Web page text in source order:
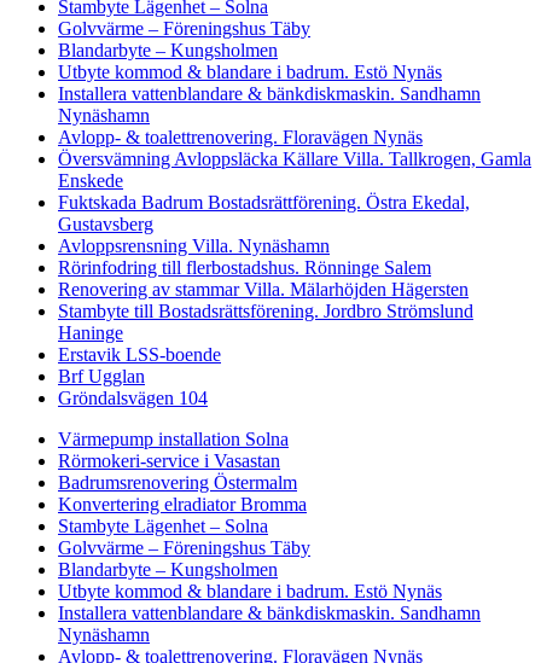
Stambyte Lägenhet – Solna
Golvvärme – Föreningshus Täby
Blandarbyte – Kungsholmen
Utbyte kommod & blandare i badrum. Estö Nynäs
Installera vattenblandare & bänkdiskmaskin. Sandhamn
Nynäshamn
Avlopp- & toalettrenovering. Floravägen Nynäs
Översvämning Avloppsläcka Källare Villa. Tallkrogen, Gamla
Enskede
Fuktskada Badrum Bostadsrättförening. Östra Ekedal,
Gustavsberg
Avloppsrensning Villa. Nynäshamn
Rörinfodring till flerbostadshus. Rönninge Salem
Renovering av stammar Villa. Mälarhöjden Hägersten
Stambyte till Bostadsrättsförening. Jordbro Strömslund
Haninge
Erstavik LSS-boende
Brf Ugglan
Gröndalsvägen 104
Värmepump installation Solna
Rörmokeri-service i Vasastan
Badrumsrenovering Östermalm
Konvertering elradiator Bromma
Stambyte Lägenhet – Solna
Golvvärme – Föreningshus Täby
Blandarbyte – Kungsholmen
Utbyte kommod & blandare i badrum. Estö Nynäs
Installera vattenblandare & bänkdiskmaskin. Sandhamn
Nynäshamn
Avlopp- & toalettrenovering. Floravägen Nynäs